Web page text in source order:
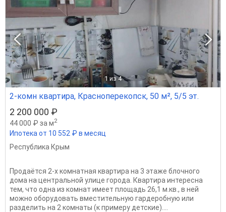
1 из 4
2-комн квартира, Красноперекопск, 50 м², 5/5 эт.
2 200 000 ₽
44 000 ₽ за м2
Ипотека от 10 552 ₽ в месяц
Республика Крым
Продаётся 2-х комнатная квартира на 3 этаже блочного
дома на центральной улице города. Квартира интересна
тем, что одна из комнат имеет площадь 26,1 м.кв., в ней
можно оборудовать вместительную гардеробную или
разделить на 2 комнаты (к примеру детские)....